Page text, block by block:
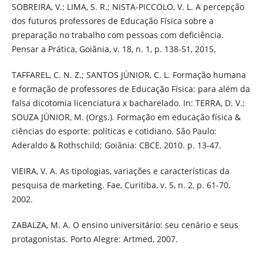
SOBREIRA, V.; LIMA, S. R.; NISTA-PICCOLO, V. L. A percepção
dos futuros professores de Educação Física sobre a
preparação no trabalho com pessoas com deficiência.
Pensar a Prática, Goiânia, v. 18, n. 1, p. 138-51, 2015.
TAFFAREL, C. N. Z.; SANTOS JÚNIOR, C. L. Formação humana
e formação de professores de Educação Física: para além da
falsa dicotomia licenciatura x bacharelado. In: TERRA, D. V.;
SOUZA JÚNIOR, M. (Orgs.). Formação em educação física &
ciências do esporte: políticas e cotidiano. São Paulo:
Aderaldo & Rothschild; Goiânia: CBCE, 2010. p. 13-47.
VIEIRA, V. A. As tipologias, variações e características da
pesquisa de marketing. Fae, Curitiba, v. 5, n. 2, p. 61-70,
2002.
ZABALZA, M. A. O ensino universitário: seu cenário e seus
protagonistas. Porto Alegre: Artmed, 2007.